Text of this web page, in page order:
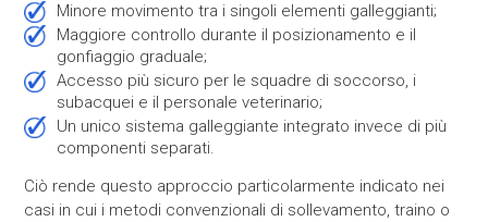
Minore movimento tra i singoli elementi galleggianti;
Maggiore controllo durante il posizionamento e il
gonfiaggio graduale;
Accesso più sicuro per le squadre di soccorso, i
subacquei e il personale veterinario;
Un unico sistema galleggiante integrato invece di più
componenti separati.
Ciò rende questo approccio particolarmente indicato nei
casi in cui i metodi convenzionali di sollevamento, traino o